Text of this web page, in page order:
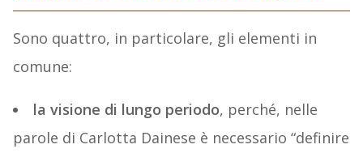
Sono quattro, in particolare, gli elementi in
comune:
la visione di lungo periodo, perché, nelle
parole di Carlotta Dainese è necessario “definire